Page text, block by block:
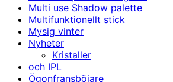
Multi use Shadow palette
Multifunktionellt stick
Mysig vinter
Nyheter
Kristaller
och IPL
Ögonfransböjare